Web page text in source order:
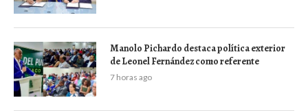
Manolo Pichardo destaca política exterior
de Leonel Fernández como referente
7 horas ago